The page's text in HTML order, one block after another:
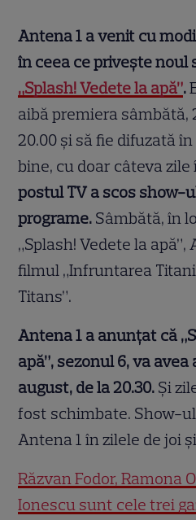
Antena 1 a venit cu
în ceea ce privește noul
„Splash! Vedete la apă”.
aibă premiera sâmbătă,
20.00 și să fie difuzată
bine, cu doar câteva
postul TV a scos show-
programe. Sâmbătă, în
„Splash! Vedete la
filmul „Infruntarea
Titans”.
Antena 1 a anunțat că
apă”, sezonul 6, va
august, de la 20.30. Și
fost schimbate. Show-
Antena 1 în zilele de joi
Răzvan Fodor, Ramona
Ionescu sunt cele trei